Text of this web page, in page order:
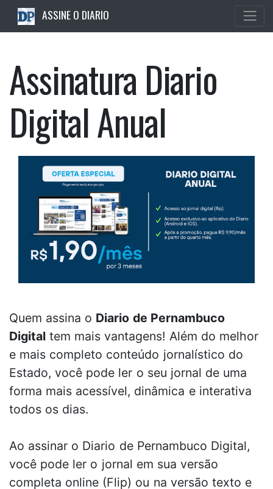
ASSINE O DIARIO
Assinatura Diario
Digital Anual
Quem assina o Diario de Pernambuco
Digital tem mais vantagens! Além do melhor
e mais completo conteúdo jornalístico do
Estado, você pode ler o seu jornal de uma
forma mais acessível, dinâmica e interativa
todos os dias.
Ao assinar o Diario de Pernambuco Digital,
você pode ler o jornal em sua versão
completa online (Flip) ou na versão texto e